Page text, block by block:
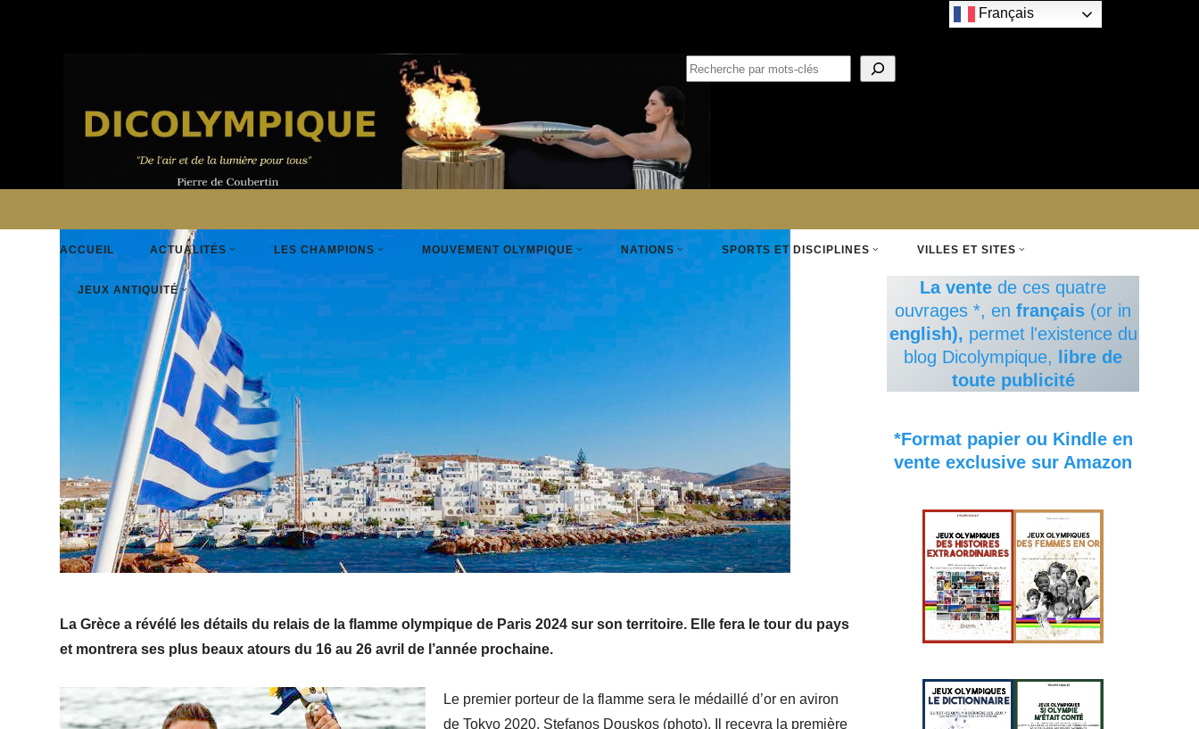
ACCUEIL ACTUALITÉS LES CHAMPIONS MOUVEMENT OLYMPIQUE NATIONS SPORTS ET DISCIPLINES VILLES ET SITES
JEUX ANTIQUITÉ
Les grecs révèlent le parcours de la flamme
La Grèce a révélé les détails du relais de la flamme olympique de Paris 2024 sur son territoire. Elle fera
24 NOVEMBRE 2023 5:25 PM 0 1897 Views
La Grèce a révélé les détails du relais de la flamme olympique de Paris 2024 sur son territoire. Elle fera le tour du pays
et montrera ses plus beaux atours du 16 au 26 avril de l’année prochaine.
Le premier porteur de la flamme sera le médaillé d’or en aviron
de Tokyo 2020, Stefanos Douskos (photo). Il recevra la première
La vente de ces quatre
ouvrages *, enfrançais (or in
english), permet l'existence du
blog Dicolympique,
libre de
toute publicité
*Format papier ou Kindle en
vente exclusive sur Amazon
Français